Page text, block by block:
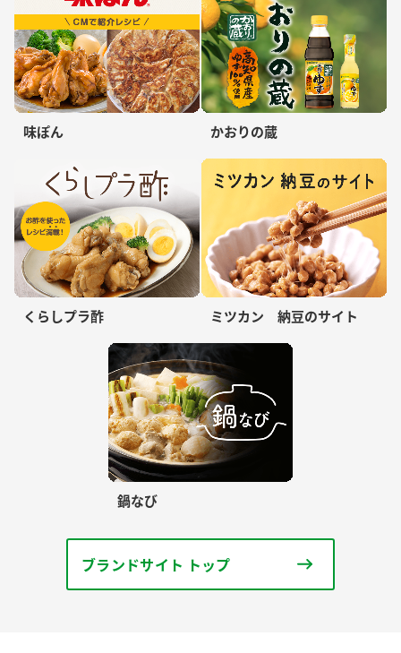
味ぽん かおりの蔵
くらしプラ酢 ミツカン 納豆のサイト
鍋なび
ブランドサイト トップ